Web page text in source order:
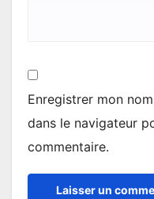
Enregistrer mon
dans le navigateur
commentaire.